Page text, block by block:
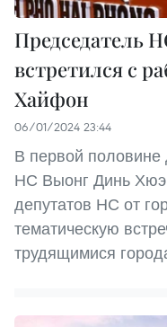
Председатель
встретился с
Хайфон
06/01/2024 23:44
В первой половине
НС Выонг Динь Хюэ
депутатов НС от
тематическую
трудящимися